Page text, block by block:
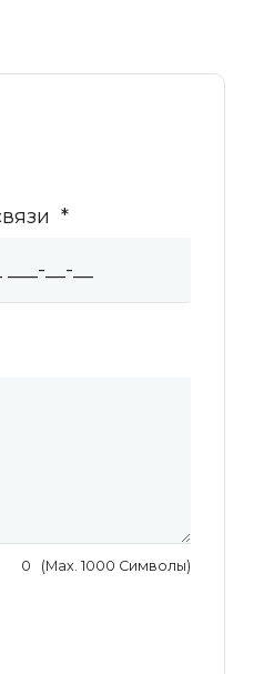
*
0 (Max. 1000 Символы)